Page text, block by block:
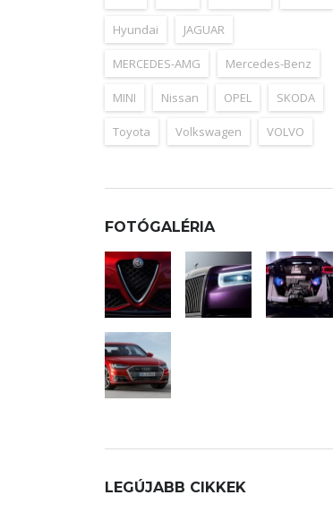
Hyundai JAGUAR
MERCEDES-AMG Mercedes-Benz
MINI Nissan OPEL SKODA
Toyota Volkswagen VOLVO
FOTÓGALÉRIA
LEGÚJABB CIKKEK